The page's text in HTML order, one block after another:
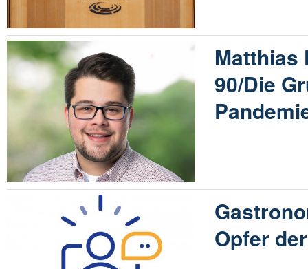
Matthias
90/Die
Opfer